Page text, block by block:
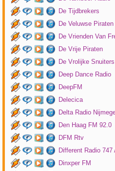
De Tijdbrekers
De Veluwse Piraten
De Vrienden Van
De Vrije Piraten
De Vrolijke Snuiters
Deep Dance Radio
DeepFM
Delecica
Delta Radio
Den Haag FM 92.0
DFM Rtv
Different Radio 747
Dinxper FM